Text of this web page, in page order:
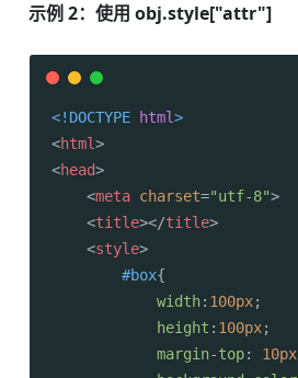
示例 2：使用 obj.style["attr"]
<!DOCTYPE html>
<html>
<head>
<meta charset="utf-8">
<title></title>
<style>
#box{
width: 100px;
height : 100px;
margin-top: 10px